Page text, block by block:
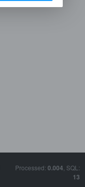
Processed: 0.004 , SQL:
13